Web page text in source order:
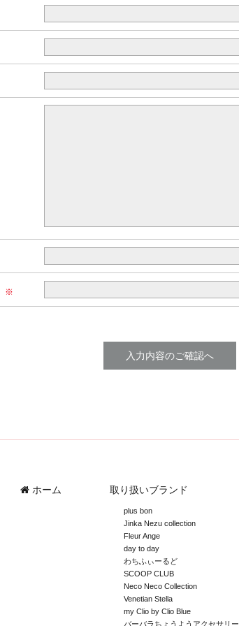
ホーム 取り扱いブランド
plus bon
Jinka Nezu collection
Fleur Ange
day to day
わちふぃーるど
SCOOP CLUB
Neco Neco Collection
Venetian Stella
my Clio by Clio Blue
バーバラちょうようアクセサリー